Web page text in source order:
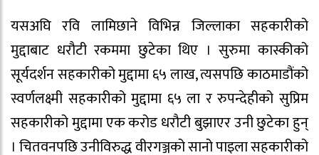
यसअघि रवि लामिछाने विभिन्न जिल्लाका सहकारीको
मुद्दाबाट धरौटी रकममा छुटेका थिए । सुरुमा कास्कीको
सूर्यदर्शन सहकारीको मुद्दामा ६५ लाख, त्यसपछि काठमाडौंको
स्वर्णलक्ष्मी सहकारीको मुद्दामा ६५ ला र रुपन्देहीको सुप्रिम
सहकारीको मुद्दामा एक करोड धरौटी बुझाएर उनी छुटेका हुन्
। चितवनपछि उनीविरुद्ध वीरगञ्जको सानो पाइला सहकारीको